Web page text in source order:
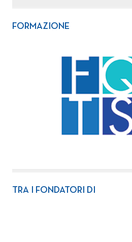
FORMAZIONE
TRA I FONDATORI DI